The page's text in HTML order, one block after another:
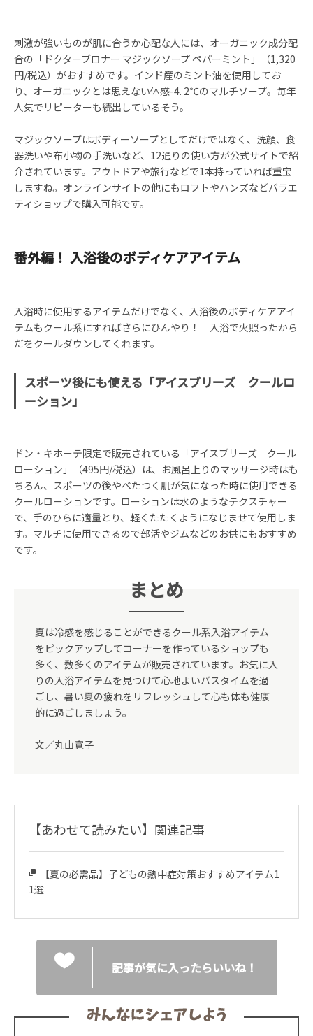
刺激が強いものが肌に合うか心配な人には、オーガニック成分配
合の「ドクターブロナー マジックソープ ペパーミント」（1,320
円/税込）がおすすめです。インド産のミント油を使用してお
り、オーガニックとは思えない体感-4. 2℃のマルチソープ。毎年
人気でリピーターも続出しているそう。
マジックソープはボディーソープとしてだけではなく、洗顔、食
器洗いや布小物の手洗いなど、12通りの使い方が公式サイトで紹
介されています。アウトドアや旅行などで1本持っていれば重宝
しますね。オンラインサイトの他にもロフトやハンズなどバラエ
ティショップで購入可能です。
番外編！ 入浴後のボディケアアイテム
入浴時に使用するアイテムだけでなく、入浴後のボディケアアイ
テムもクール系にすればさらにひんやり！ 入浴で火照ったから
だをクールダウンしてくれます。
スポーツ後にも使える「アイスブリーズ クールロ
ーション」
ドン・キホーテ限定で販売されている「アイスブリーズ クール
ローション」（495円/税込）は、お風呂上りのマッサージ時はも
ちろん、スポーツの後やべたつく肌が気になった時に使用できる
クールローションです。ローションは水のようなテクスチャー
で、手のひらに適量とり、軽くたたくようになじませて使用しま
す。マルチに使用できるので部活やジムなどのお供にもおすすめ
です。
まとめ
夏は冷感を感じることができるクール系入浴アイテム
をピックアップしてコーナーを作っているショップも
多く、数多くのアイテムが販売されています。お気に入
りの入浴アイテムを見つけて心地よいバスタイムを過
ごし、暑い夏の疲れをリフレッシュして心も体も健康
的に過ごしましょう。
文／丸山寛子
【あわせて読みたい】関連記事
【夏の必需品】子どもの熱中症対策おすすめアイテム1
1選
記事が気に入ったらいいね！